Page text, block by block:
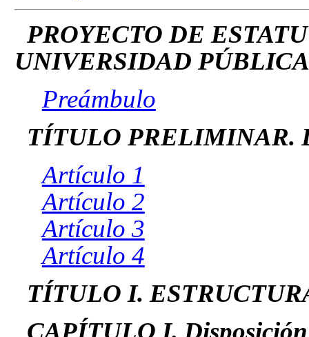
PROYECTO DE
UNIVERSIDAD
Preámbulo
TÍTULO PRELIMINAR.
Artículo 1
Artículo 2
Artículo 3
Artículo 4
TÍTULO I.